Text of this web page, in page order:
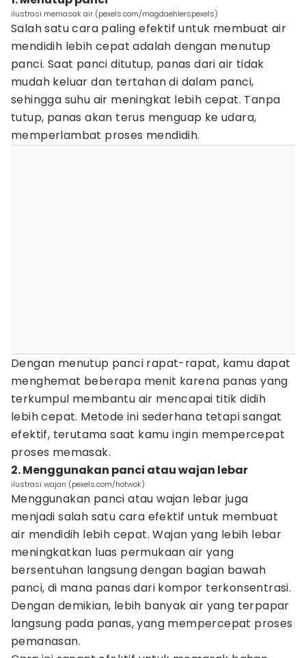
ilustrasi memasak air (pexels.com/magdaehlerspexels)
Salah satu cara paling efektif untuk membuat air
mendidih lebih cepat adalah dengan menutup
panci. Saat panci ditutup, panas dari air tidak
mudah keluar dan tertahan di dalam panci,
sehingga suhu air meningkat lebih cepat. Tanpa
tutup, panas akan terus menguap ke udara,
memperlambat proses mendidih.
Dengan menutup panci rapat-rapat, kamu dapat
menghemat beberapa menit karena panas yang
terkumpul membantu air mencapai titik didih
lebih cepat. Metode ini sederhana tetapi sangat
efektif, terutama saat kamu ingin mempercepat
proses memasak.
2. Menggunakan panci atau wajan lebar
ilustrasi wajan (pexels.com/hotwok)
Menggunakan panci atau wajan lebar juga
menjadi salah satu cara efektif untuk membuat
air mendidih lebih cepat. Wajan yang lebih lebar
meningkatkan luas permukaan air yang
bersentuhan langsung dengan bagian bawah
panci, di mana panas dari kompor terkonsentrasi.
Dengan demikian, lebih banyak air yang terpapar
langsung pada panas, yang mempercepat proses
pemanasan.